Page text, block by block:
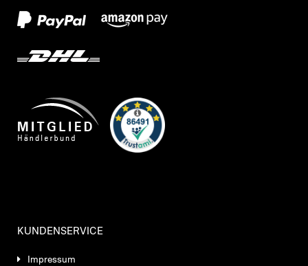
KUNDENSERVICE
Impressum